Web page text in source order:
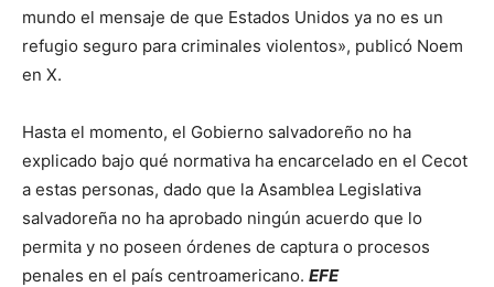
mundo el mensaje de que Estados Unidos ya no es un
refugio seguro para criminales violentos», publicó Noem
en X.
Hasta el momento, el Gobierno salvadoreño no ha
explicado bajo qué normativa ha encarcelado en el Cecot
a estas personas, dado que la Asamblea Legislativa
salvadoreña no ha aprobado ningún acuerdo que lo
permita y no poseen órdenes de captura o procesos
penales en el país centroamericano. EFE